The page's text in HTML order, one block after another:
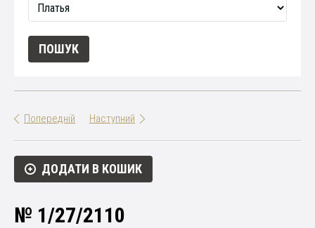
Попередній Наступний
ДОДАТИ В КОШИК
№ 1/27/2110